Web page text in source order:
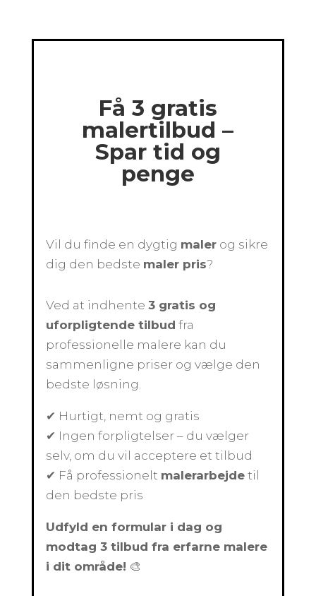
Få 3 gratis
malertilbud –
Spar tid og
penge
Vil du finde en dygtig maler og sikre
dig den bedste maler pris?
Ved at indhente3 gratis og
uforpligtende tilbud fra
professionelle malere kan du
sammenligne priser og vælge den
bedste løsning.
✔ Hurtigt, nemt og gratis
✔ Ingen forpligtelser – du vælger
selv, om du vil acceptere et tilbud
✔ Få professionelt malerarbejde til
den bedste pris
Udfyld en formular i dag og
modtag 3 tilbud fra erfarne malere
i dit område! 🎨